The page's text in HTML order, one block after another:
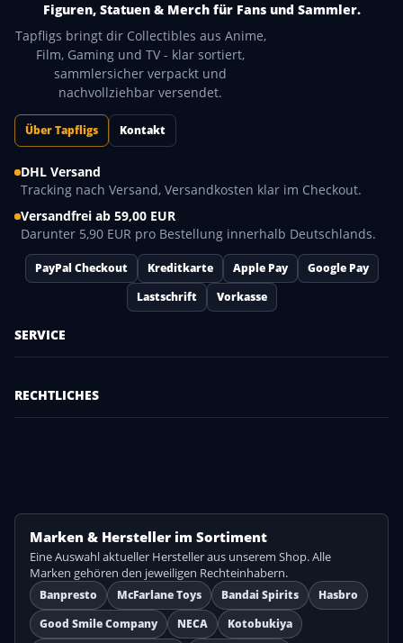
DHL Versand
Tracking nach Versand, Versandkosten klar im Checkout.
Versandfrei ab 59,00 EUR
Darunter 5,90 EUR pro Bestellung innerhalb Deutschlands.
PayPal Checkout Kreditkarte Apple Pay
Google Pay
Lastschrift
Vorkasse
SERVICE
RECHTLICHES
Figuren, Statuen & Merch für Fans und Sammler.
Tapfligs bringt dir Collectibles aus Anime,
Film, Gaming und TV - klar sortiert,
sammlersicher verpackt und
nachvollziehbar versendet.
Über Tapfligs Kontakt
Marken & Hersteller im Sortiment
Eine Auswahl aktueller Hersteller aus unserem Shop. Alle
Marken gehören den jeweiligen Rechteinhabern.
Banpresto McFarlane Toys Bandai Spirits
Hasbro
Good Smile Company
NECA Kotobukiya